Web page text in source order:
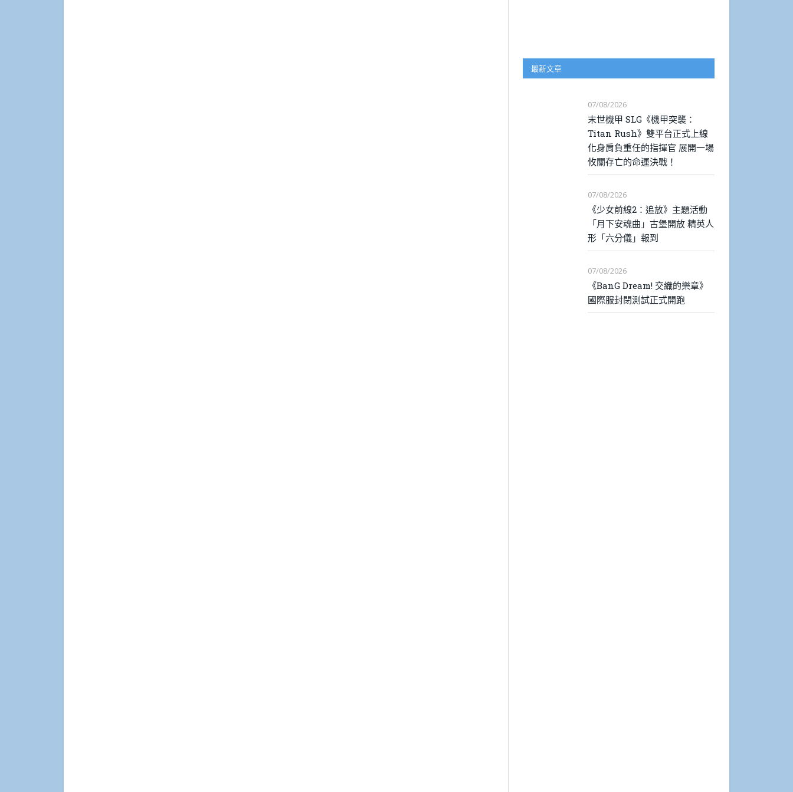
最新文章
07/08/2026
末世機甲 SLG《機甲突襲：
Titan Rush》雙平台正式上線
化身肩負重任的指揮官 展開一場
攸關存亡的命運決戰！
07/08/2026
《少女前線2：追放》主題活動
「月下安魂曲」古堡開放 精英人
形「六分儀」報到
07/08/2026
《BanG Dream! 交織的樂章》
國際服封閉測試正式開跑